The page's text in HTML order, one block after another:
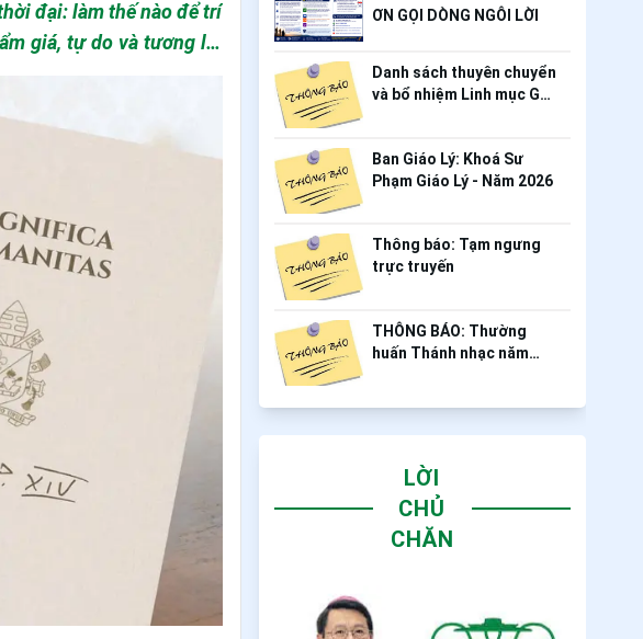
ƠN GỌI DÒNG NGÔI LỜI
Danh sách thuyên chuyển
và bổ nhiệm Linh mục Gp.
Ban Giáo Lý: Khoá Sư
Phạm Giáo Lý - Năm 2026
Thông báo: Tạm ngưng
trực truyến
THÔNG BÁO: Thường
huấn Thánh nhạc năm
LỜI
CHỦ
CHĂN